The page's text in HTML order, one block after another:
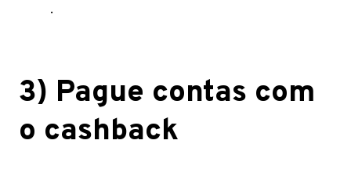
.
3) Pague contas com
o cashback